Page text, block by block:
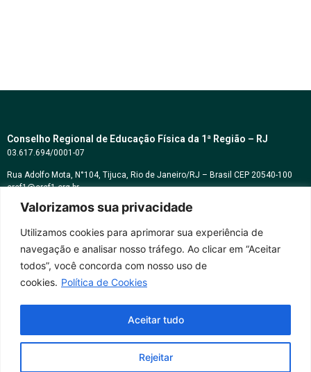
Valorizamos sua privacidade
Utilizamos cookies para aprimorar sua experiência de
navegação e analisar nosso tráfego. Ao clicar em “Aceitar
todos”, você concorda com nosso uso de
cookies. Política de Cookies
Rejeitar
Aceitar tudo
Conselho Regional de Educação Física da 1ª Região – RJ
03.617.694/0001-07
Rua Adolfo Mota, N°104, Tijuca, Rio de Janeiro/RJ – Brasil CEP 20540-100
cref1@cref1.org.br
Assessoria de comunicação:
Horários de atendimento:
Whatsapp: (21) 2569-2398